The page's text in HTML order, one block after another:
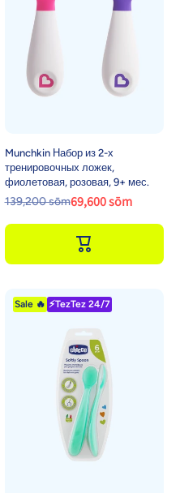
Munchkin Набор из 2-х
тренировочных ложек,
фиолетовая, розовая, 9+ мес.
139,200 sōm69,600 sōm
Sale 🔥 ⚡TezTez 24/7